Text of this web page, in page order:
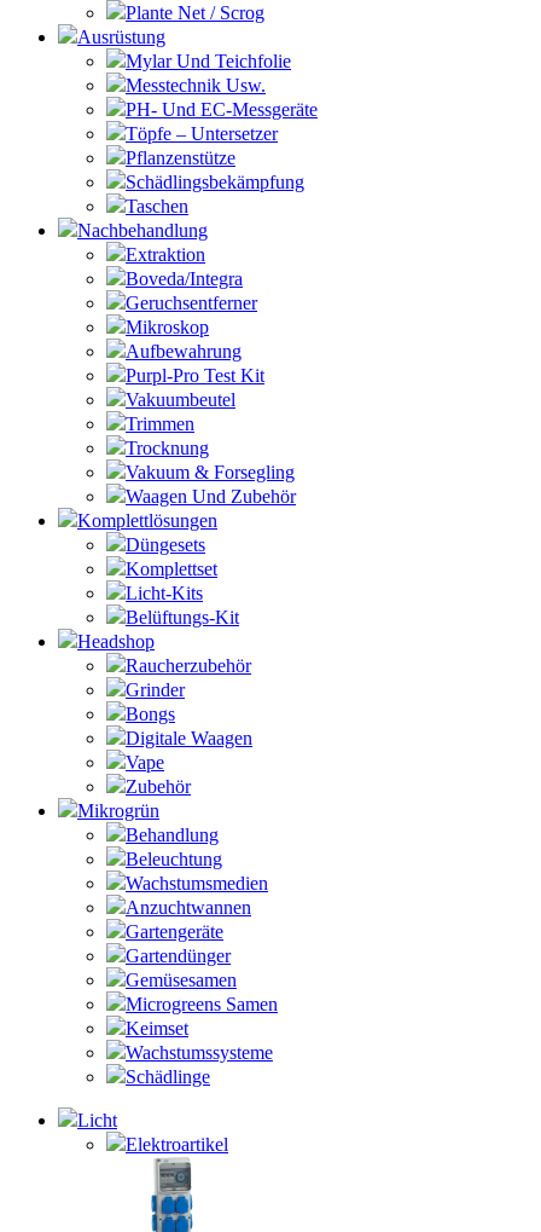
Plante Net / Scrog
Ausrüstung
Mylar Und Teichfolie
Messtechnik Usw.
PH- Und EC-Messgeräte
Töpfe – Untersetzer
Pflanzenstütze
Schädlingsbekämpfung
Taschen
Nachbehandlung
Extraktion
Boveda/Integra
Geruchsentferner
Mikroskop
Aufbewahrung
Purpl-Pro Test Kit
Vakuumbeutel
Trimmen
Trocknung
Vakuum & Forsegling
Waagen Und Zubehör
Komplettlösungen
Düngesets
Komplettset
Licht-Kits
Belüftungs-Kit
Headshop
Raucherzubehör
Grinder
Bongs
Digitale Waagen
Vape
Zubehör
Mikrogrün
Behandlung
Beleuchtung
Wachstumsmedien
Anzuchtwannen
Gartengeräte
Gartendünger
Gemüsesamen
Microgreens Samen
Keimset
Wachstumssysteme
Schädlinge
Licht
Elektroartikel